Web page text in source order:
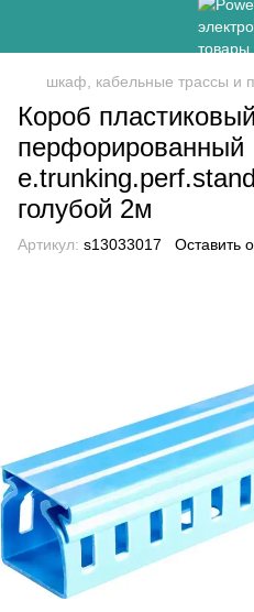
шкаф, кабельные трассы и
Короб пластиковый
перфорированный
голубой 2м
Артикул: s13033017 Оставить